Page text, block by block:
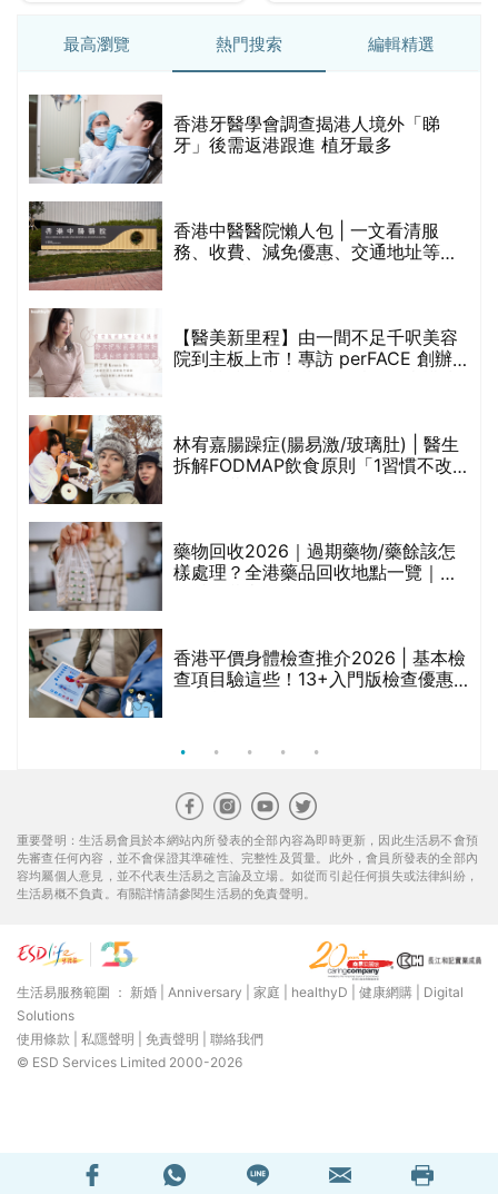
最高瀏覽 熱門搜索 編輯精選
香港牙醫學會調查揭港人境外「睇
牙」後需返港跟進 植牙最多
香港中醫醫院懶人包 | 一文看清服
務、收費、減免優惠、交通地址等
【醫美新里程】由一間不足千呎美容
院到主板上市！專訪 perFACE 創辦
林宥嘉腸躁症(腸易激/玻璃肚) | 醫生
拆解FODMAP飲食原則「1習慣不改
藥物回收2026｜過期藥物/藥餘該怎
樣處理？全港藥品回收地點一覽｜屈
香港平價身體檢查推介2026 | 基本檢
查項目驗這些！13+入門版檢查優惠
重要聲明：生活易會員於本網站內所發表的全部內容為即時更新，因此生活易不會預
先審查任何內容，並不會保證其準確性、完整性及質量。此外，會員所發表的全部內
容均屬個人意見，並不代表生活易之言論及立場。如從而引起任何損失或法律糾紛，
生活易概不負責。有關詳情請參閱生活易的免責聲明。
生活易服務範圍 ： 新婚 Anniversary 家庭 healthyD 健康網購
Digital
Solutions
使用條款
私隱聲明 免責聲明
聯絡我們
© ESD Services Limited 2000-2026